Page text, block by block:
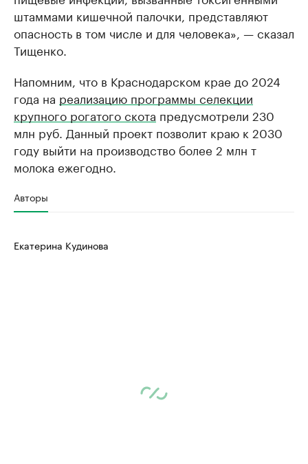
штаммами кишечной палочки, представляют
опасность в том числе и для человека», — сказал
Тищенко.
Напомним, что в Краснодарском крае до 2024
года на реализацию программы селекции
крупного рогатого скота предусмотрели 230
млн руб. Данный проект позволит краю к 2030
году выйти на производство более 2 млн т
молока ежегодно.
Авторы
Екатерина Кудинова